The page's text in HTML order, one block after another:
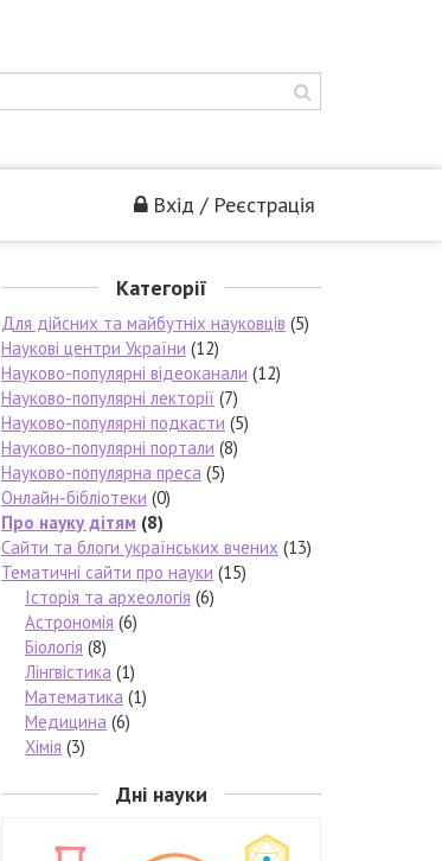
Вхід / Реєстрація
Категорії
Для дійсних та майбутніх науковців (5)
Наукові центри України (12)
Науково-популярні відеоканали (12)
Науково-популярні лекторії (7)
Науково-популярні подкасти (5)
Науково-популярні портали (8)
Науково-популярна преса (5)
Онлайн-бібліотеки (0)
Про науку дітям (8)
Сайти та блоги українських вчених (13)
Тематичні сайти про науки (15)
Історія та археологія (6)
Астрономія (6)
Біологія (8)
Лінгвістика (1)
Математика (1)
Медицина (6)
Хімія (3)
Дні науки